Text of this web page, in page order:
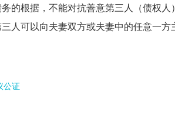
的根据，不能对抗善意第三人（债权
人可以向夫妻双方或夫妻中的任意一方
公证